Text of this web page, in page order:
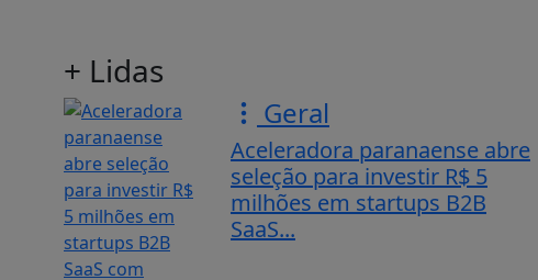
+ Lidas
Geral
Aceleradora paranaense abre
seleção para investir R$ 5
milhões em startups B2B
SaaS...